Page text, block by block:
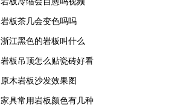
岩板茶几会变色吗吗
浙江黑色的岩板叫什么
岩板吊顶怎么贴瓷砖好看
原木岩板沙发效果图
家具常用岩板颜色有几种